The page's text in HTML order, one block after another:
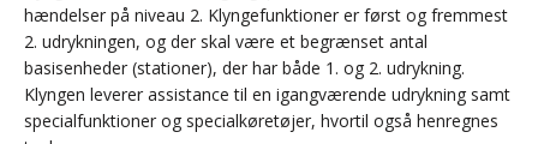
hændelser på niveau 2. Klyngefunktioner er først og fremmest
2. udrykningen, og der skal være et begrænset antal
basisenheder (stationer), der har både 1. og 2. udrykning.
Klyngen leverer assistance til en igangværende udrykning samt
specialfunktioner og specialkøretøjer, hvortil også henregnes